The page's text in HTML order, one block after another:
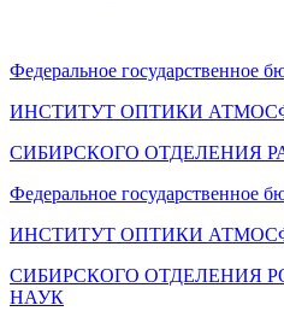
Федеральное государственное
ИНСТИТУТ ОПТИКИ
СИБИРСКОГО ОТДЕЛЕНИЯ
Федеральное государственное
ИНСТИТУТ ОПТИКИ
СИБИРСКОГО ОТДЕЛЕНИЯ
НАУК